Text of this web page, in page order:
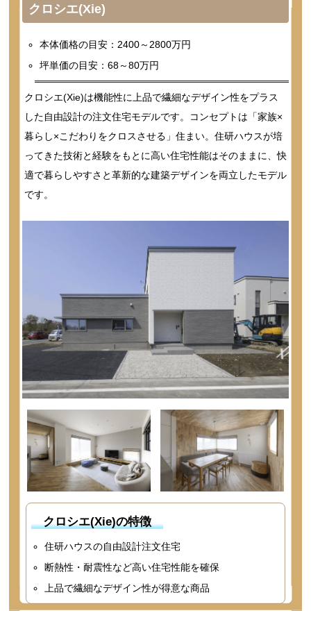
クロシエ(Xie)
本体価格の目安：2400～2800万円
坪単価の目安：68～80万円
クロシエ(Xie)は機能性に上品で繊細なデザイン性をプラス
した自由設計の注文住宅モデルです。コンセプトは「家族×
暮らし×こだわりをクロスさせる」住まい。住研ハウスが培
ってきた技術と経験をもとに高い住宅性能はそのままに、快
適で暮らしやすさと革新的な建築デザインを両立したモデル
です。
クロシエ(Xie)の特徴
住研ハウスの自由設計注文住宅
断熱性・耐震性など高い住宅性能を確保
上品で繊細なデザイン性が得意な商品